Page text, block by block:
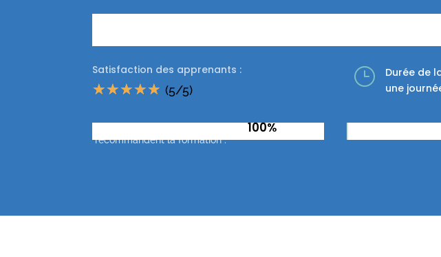
Satisfaction des apprenants :
☆☆☆☆☆ (5/5)
}
Durée de
une
recommandent la formation :
100%